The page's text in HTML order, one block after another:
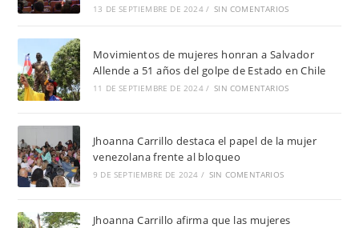
13 DE SEPTIEMBRE DE 2024 / SIN COMENTARIOS
Movimientos de mujeres honran a Salvador
Allende a 51 años del golpe de Estado en Chile
11 DE SEPTIEMBRE DE 2024 / SIN COMENTARIOS
Jhoanna Carrillo destaca el papel de la mujer
venezolana frente al bloqueo
9 DE SEPTIEMBRE DE 2024 / SIN COMENTARIOS
Jhoanna Carrillo afirma que las mujeres